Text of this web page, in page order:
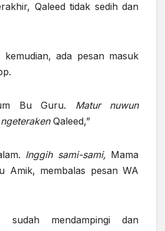
Qaleed tidak sedih dan
kemudian, ada pesan masuk
Bu Guru. Matur nuwun
Qaleed,”
Inggih sami-sami, Mama
Amik, membalas pesan WA
sudah mendampingi dan